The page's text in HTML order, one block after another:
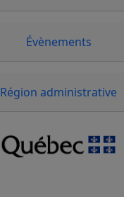
Évènements
Région administrative